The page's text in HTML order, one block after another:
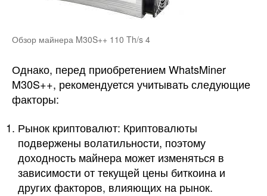
Обзор майнера M30S++ 110 Th/s 4
Однако, перед приобретением WhatsMiner
M30S++, рекомендуется учитывать следующие
факторы:
Рынок криптовалют: Криптовалюты
подвержены волатильности, поэтому
доходность майнера может изменяться в
зависимости от текущей цены биткоина и
других факторов, влияющих на рынок.